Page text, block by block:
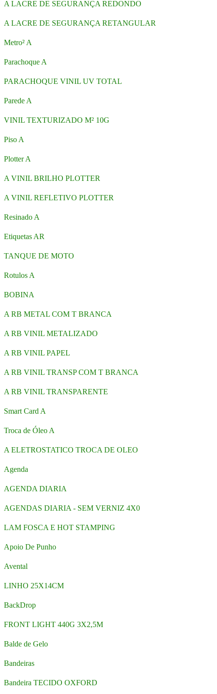
A LACRE DE SEGURANÇA REDONDO
A LACRE DE SEGURANÇA RETANGULAR
Metro² A
Parachoque A
PARACHOQUE VINIL UV TOTAL
Parede A
VINIL TEXTURIZADO M² 10G
Piso A
Plotter A
A VINIL BRILHO PLOTTER
A VINIL REFLETIVO PLOTTER
Resinado A
Etiquetas AR
TANQUE DE MOTO
Rotulos A
BOBINA
A RB METAL COM T BRANCA
A RB VINIL METALIZADO
A RB VINIL PAPEL
A RB VINIL TRANSP COM T BRANCA
A RB VINIL TRANSPARENTE
Smart Card A
Troca de Óleo A
A ELETROSTATICO TROCA DE OLEO
Agenda
AGENDA DIARIA
AGENDAS DIARIA - SEM VERNIZ 4X0
LAM FOSCA E HOT STAMPING
Apoio De Punho
Avental
LINHO 25X14CM
BackDrop
FRONT LIGHT 440G 3X2,5M
Balde de Gelo
Bandeiras
Bandeira TECIDO OXFORD